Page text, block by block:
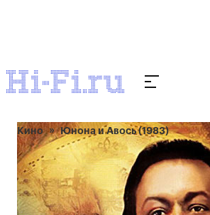
Кино Юнона и Авось (1983)